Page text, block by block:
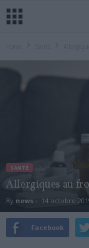
SANTÉ
Allergiques au
By news - 14 octobre
Facebook